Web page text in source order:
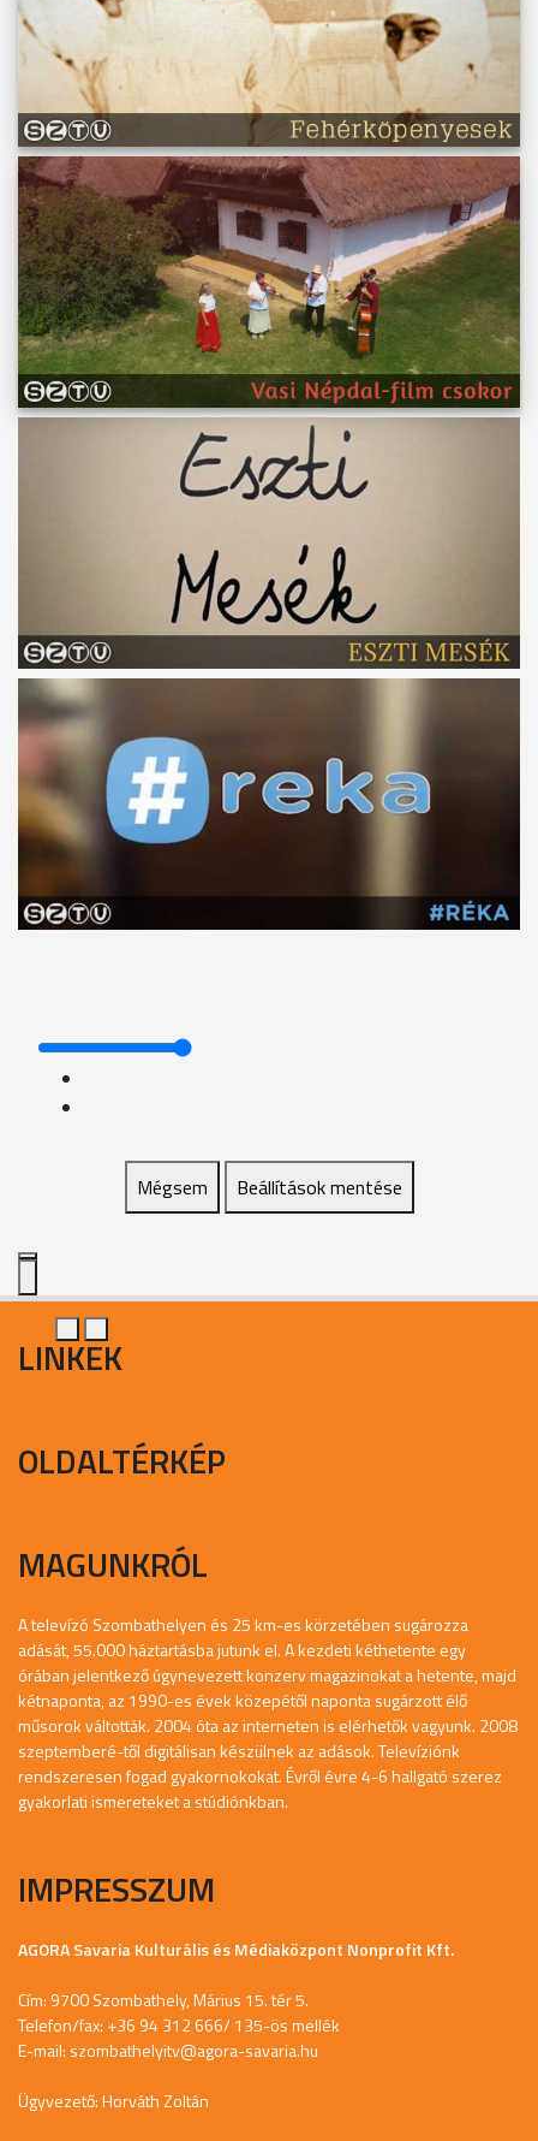
Mégsem Beállítások mentése
LINKEK
OLDALTÉRKÉP
MAGUNKRÓL
A televízó Szombathelyen és 25 km-es körzetében sugározza
adását, 55.000 háztartásba jutunk el. A kezdeti kéthetente egy
órában jelentkező úgynevezett konzerv magazinokat a hetente, majd
kétnaponta, az 1990-es évek közepétől naponta sugárzott élő
műsorok váltották. 2004 óta az interneten is elérhetők vagyunk. 2008
szeptemberé-től digitálisan készülnek az adások. Televíziónk
rendszeresen fogad gyakornokokat. Évről évre 4-6 hallgató szerez
gyakorlati ismereteket a stúdiónkban.
IMPRESSZUM
AGORA Savaria Kulturális és Médiaközpont Nonprofit Kft.
Cím: 9700 Szombathely, Márius 15. tér 5.
Telefon/fax: +36 94 312 666/ 135-ös mellék
E-mail: szombathelyitv@agora-savaria.hu
Ügyvezető: Horváth Zoltán